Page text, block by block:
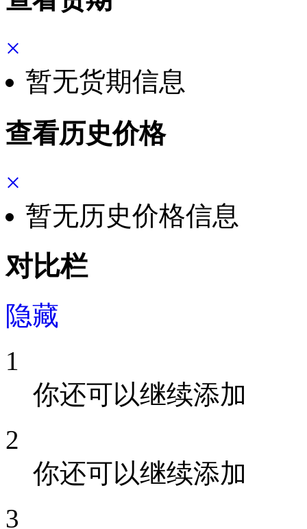
×
暂无货期信息
查看历史价格
×
暂无历史价格信息
对比栏
隐藏
1
你还可以继续添加
2
你还可以继续添加
3